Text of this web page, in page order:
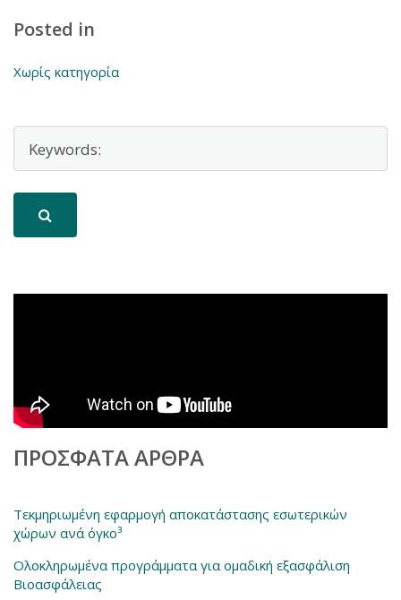
Posted in
Χωρίς κατηγορία
ΠΡΌΣΦΑΤΑ ΆΡΘΡΑ
Τεκμηριωμένη εφαρμογή αποκατάστασης εσωτερικών
χώρων ανά όγκο³
Ολοκληρωμένα προγράμματα για ομαδική εξασφάλιση
Βιοασφάλειας